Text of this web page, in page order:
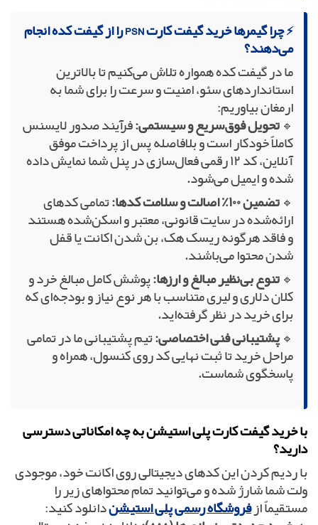
⚡ چرا گیمرها خرید گیفت کارت PSN را از گیفت کده انجام
می‌دهند؟
ما در گیفت کده همواره تلاش می‌کنیم تا بالاترین
استانداردهای سئو، امنیت و سرعت را برای شما به
ارمغان بیاوریم:
🔹 تحویل فوق‌سریع و سیستمی:فرآیند صدور لایسنس
کاملاً خودکار است و بلافاصله پس از پرداخت موفق
آنلاین، کد ۱۲ رقمی فعال‌سازی در پنل شما نمایش داده
شده و ایمیل می‌شود.
🔹 تضمین ۱۰۰٪ اصالت و سلامت کدها:
تمامی کدهای
ارائه‌شده در سایت قانونی، معتبر و اسکن‌شده هستند
و فاقد هرگونه ریسک هک، بن شدن اکانت یا قفل
شدن محتوا می‌باشند.
🔹 تنوع بی‌نظیر مبالغ و ارزها:پوشش کامل مبالغ خرد و
کلان دلاری و لیری متناسب با هر نوع نیاز و بودجه‌ای که
برای خرید در نظر گرفته‌اید.
🔹پشتیبانی فنی اختصاصی:تیم پشتیبانی ما در تمامی
مراحل خرید تا ثبت نهایی کد روی کنسول، همراه و
پاسخگوی شماست.
با خرید گیفت کارت پلی استیشن به چه امکاناتی دسترسی
دارید؟
با ردیم کردن این کدهای دیجیتالی روی اکانت خود، موجودی
ولت شما شارژ شده و می‌توانید تمام محتواهای زیر را
مستقیماً ازفروشگاه رسمی پلی استیشندانلود کنید: